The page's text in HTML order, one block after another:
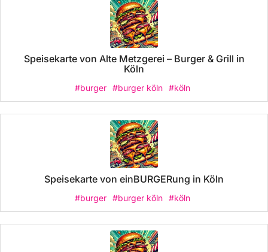
Speisekarte von Alte Metzgerei – Burger & Grill in
Köln
#burger #burger köln #köln
Speisekarte von einBURGERung in Köln
#burger #burger köln #köln